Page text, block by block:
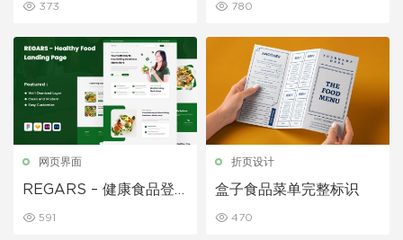
373 780
网页界面
REGARS – 健康食品登
591
折页设计
盒子食品菜单完整标识
470